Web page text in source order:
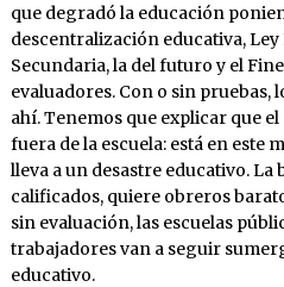
que degradó la educación
descentralización educativa, Ley
Secundaria, la del futuro y el
evaluadores. Con o sin pruebas,
ahí. Tenemos que explicar que
fuera de la escuela: está en este
lleva a un desastre educativo.
calificados, quiere obreros
sin evaluación, las escuelas
trabajadores van a seguir
educativo.